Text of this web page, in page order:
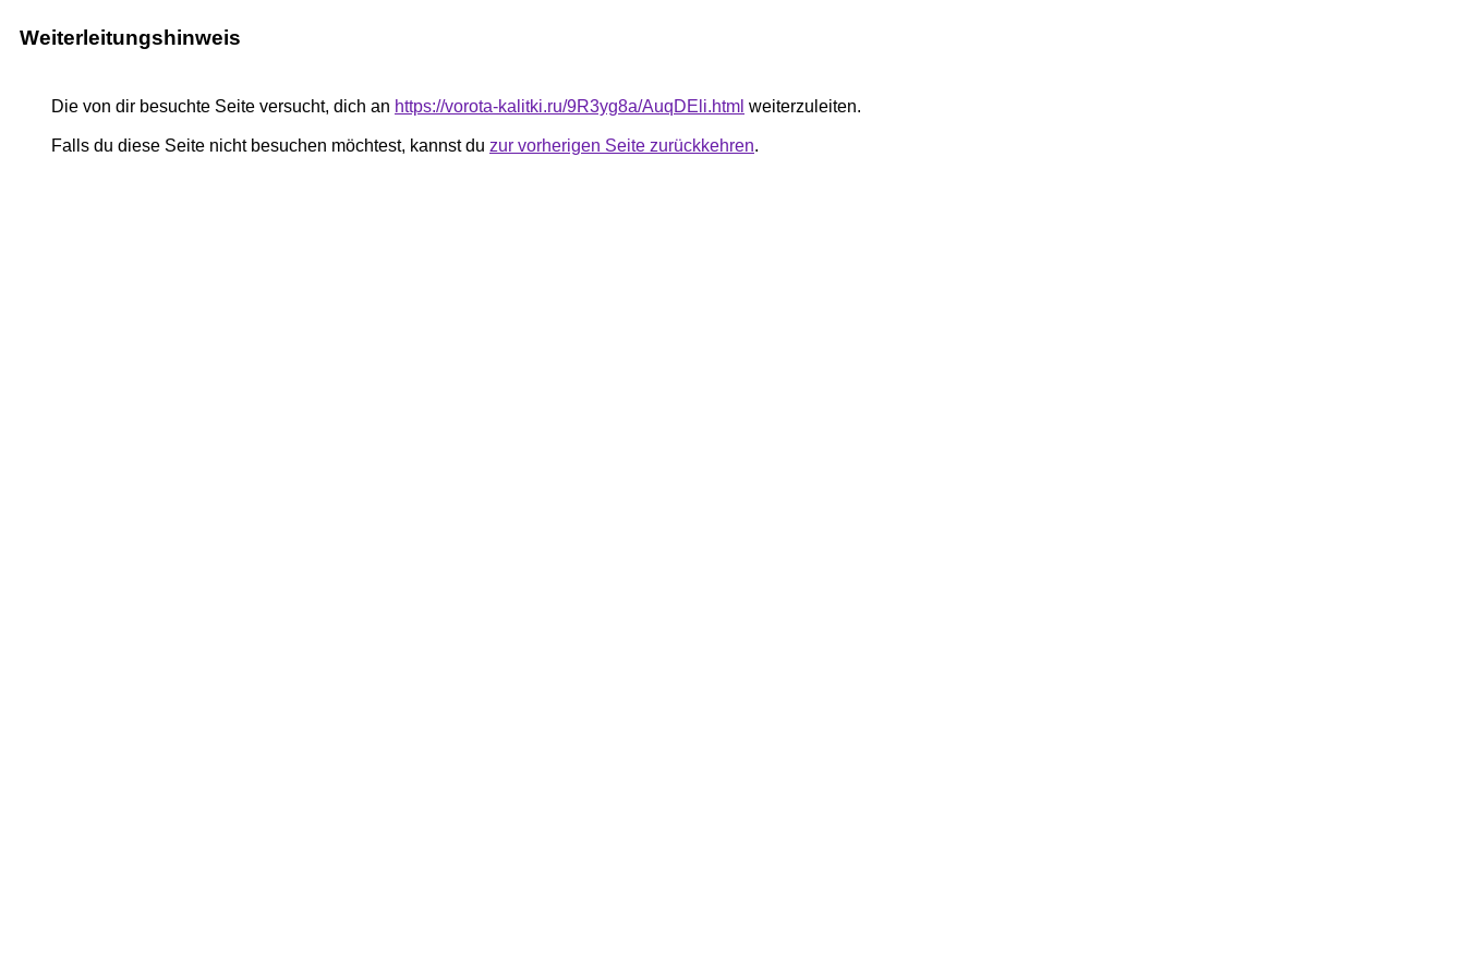
Weiterleitungshinweis
Die von dir besuchte Seite versucht, dich an https://vorota-kalitki.ru/9R3yg8a/AuqDEli.html weiterzuleiten.
Falls du diese Seite nicht besuchen möchtest, kannst du zur vorherigen Seite zurückkehren.